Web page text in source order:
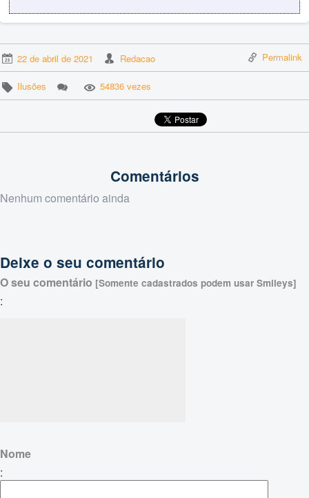
22 de abril de 2021 Redacao Permalink
Ilusões 54836 vezes
Comentários
Nenhum comentário ainda
Deixe o seu comentário
O seu comentário [Somente cadastrados podem usar Smileys]
:
Nome
: